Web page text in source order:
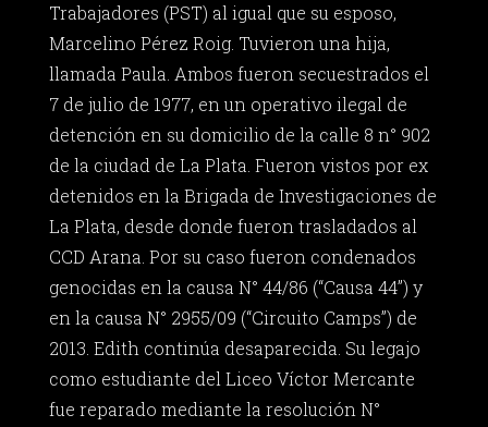
Trabajadores (PST) al igual que su esposo,
Marcelino Pérez Roig. Tuvieron una hija,
llamada Paula. Ambos fueron secuestrados el
7 de julio de 1977, en un operativo ilegal de
detención en su domicilio de la calle 8 n° 902
de la ciudad de La Plata. Fueron vistos por ex
detenidos en la Brigada de Investigaciones de
La Plata, desde donde fueron trasladados al
CCD Arana. Por su caso fueron condenados
genocidas en la causa N° 44/86 (“Causa 44”) y
en la causa N° 2955/09 (“Circuito Camps”) de
2013. Edith continúa desaparecida. Su legajo
como estudiante del Liceo Víctor Mercante
fue reparado mediante la resolución N°